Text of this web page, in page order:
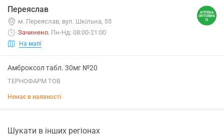
Переяслав
м. Переяслав, вул. Шкільна, 55
Зачинено. Пн-Нд: 08:00-21:00
На мапі
Амброксол табл. 30мг №20
ТЕРНОФАРМ ТОВ
Немає в наявності
Шукати в інших регіонах